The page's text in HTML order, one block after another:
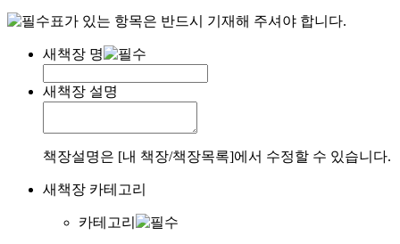
표가 있는 항목은 반드시 기재해 주셔야 합니다.
새책장 명
새책장 설명
책장설명은 [내 책장/책장목록]에서 수정할 수 있습니다.
새책장 카테고리
카테고리